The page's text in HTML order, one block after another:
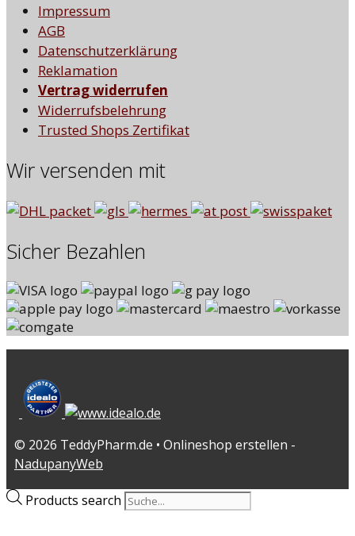
Impressum
AGB
Datenschutzerklärung
Reklamation
Vertrag widerrufen
Widerrufsbelehrung
Trusted Shops Zertifikat
Wir versenden mit
Sicher Bezahlen
© 2026 TeddyPharm.de • Onlineshop erstellen -
NadupanyWeb
Products search